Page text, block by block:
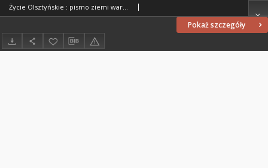
Pokaż szczegóły
Życie Olsztyńskie : pismo ziemi warmińsko-mazurskiej, 1954, nr 14